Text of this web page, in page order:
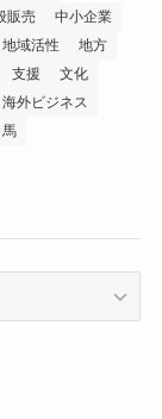
販売
中小企業
地域活性
地方
支援
文化
海外ビジネス
馬